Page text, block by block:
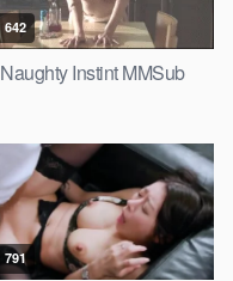
642
Naughty Instint MMSub
791